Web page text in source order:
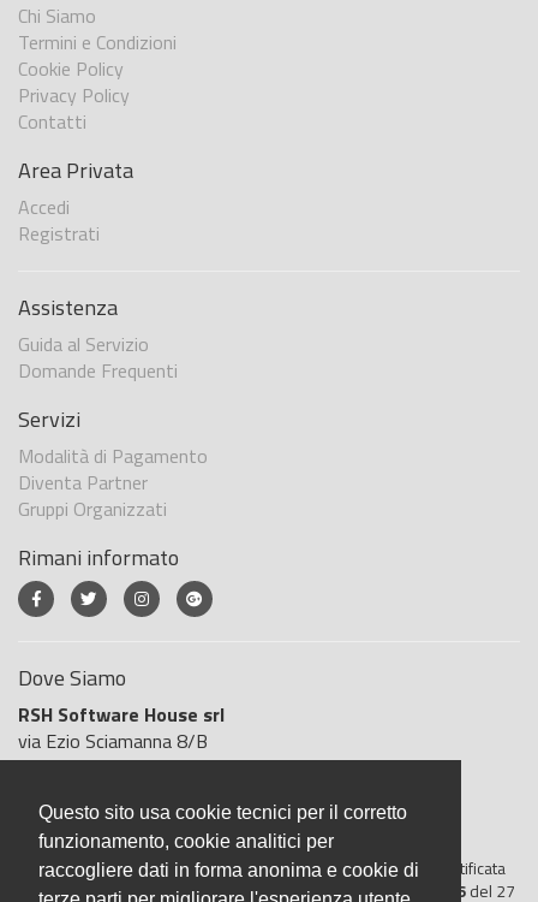
Questo sito usa cookie tecnici per il corretto
funzionamento, cookie analitici per
raccogliere dati in forma anonima e cookie di
Chi Siamo
Termini e Condizioni
Cookie Policy
Privacy Policy
Contatti
Area Privata
Accedi
Registrati
Assistenza
Guida al Servizio
Domande Frequenti
Servizi
Modalità di Pagamento
Diventa Partner
Gruppi Organizzati
Rimani informato
Dove Siamo
RSH Software House srl
via Ezio Sciamanna 8/B
00168 Roma
Italia
BigliettoVeloce è basato sulla piattaforma"GeSiFi ver 1.5"
certificata
dall’Agenzia delle Entrate con protocollo numero2021/103896 del 27